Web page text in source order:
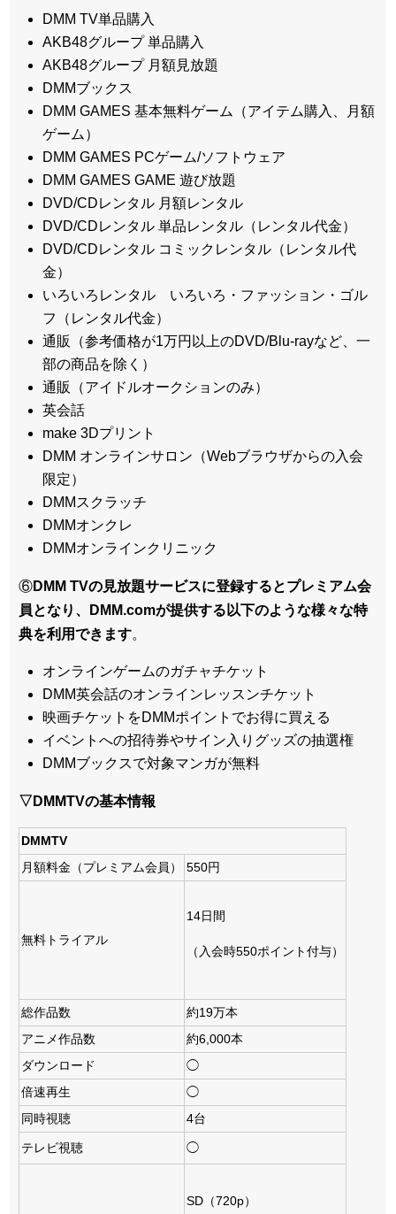
DMM TV単品購入
AKB48グループ 単品購入
AKB48グループ 月額見放題
DMMブックス
DMM GAMES 基本無料ゲーム（アイテム購入、月額
ゲーム）
DMM GAMES PCゲーム/ソフトウェア
DMM GAMES GAME 遊び放題
DVD/CDレンタル 月額レンタル
DVD/CDレンタル 単品レンタル（レンタル代金）
DVD/CDレンタル コミックレンタル（レンタル代
金）
いろいろレンタル いろいろ・ファッション・ゴル
フ（レンタル代金）
通販（参考価格が1万円以上のDVD/Blu-rayなど、一
部の商品を除く）
通販（アイドルオークションのみ）
英会話
make 3Dプリント
DMM オンラインサロン（Webブラウザからの入会
限定）
DMMスクラッチ
DMMオンクレ
DMMオンラインクリニック
⑥DMM TVの見放題サービスに登録するとプレミアム会
員となり、DMM.comが提供する以下のような様々な特
典を利用できます。
オンラインゲームのガチャチケット
DMM英会話のオンラインレッスンチケット
映画チケットをDMMポイントでお得に買える
イベントへの招待券やサイン入りグッズの抽選権
DMMブックスで対象マンガが無料
▽DMMTVの基本情報
DMMTV
月額料金（プレミアム会員）
550円
無料トライアル
14日間
（入会時550ポイント付与）
総作品数
約19万本
アニメ作品数
約6,000本
ダウンロード
◯
倍速再生
◯
同時視聴
4台
テレビ視聴 ◯
SD（720p）